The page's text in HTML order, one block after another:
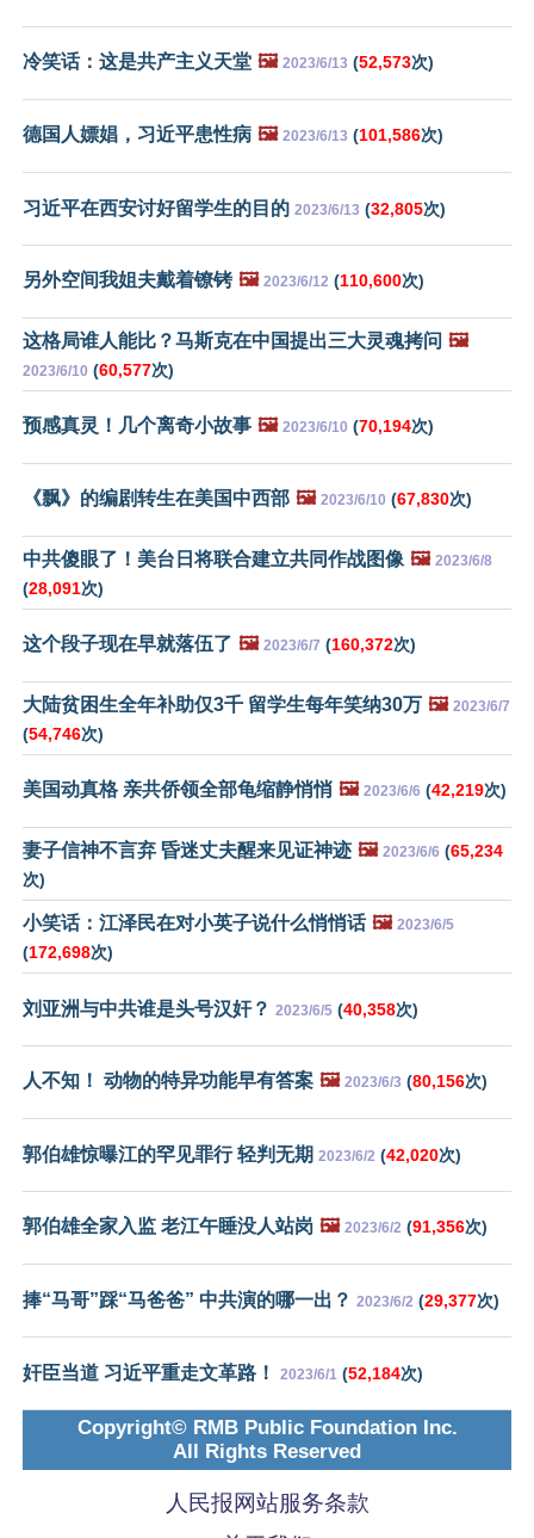
冷笑话：这是共产主义天堂 🖼️ 2023/6/13 (52,573次)
德国人嫖娼，习近平患性病 🖼️ 2023/6/13 (101,586次)
习近平在西安讨好留学生的目的 2023/6/13 (32,805次)
另外空间我姐夫戴着镣铐 🖼️ 2023/6/12 (110,600次)
这格局谁人能比？马斯克在中国提出三大灵魂拷问 🖼️
2023/6/10 (60,577次)
预感真灵！几个离奇小故事 🖼️ 2023/6/10 (70,194次)
《飘》的编剧转生在美国中西部 🖼️ 2023/6/10 (67,830次)
中共傻眼了！美台日将联合建立共同作战图像 🖼️ 2023/6/8
(28,091次)
这个段子现在早就落伍了 🖼️ 2023/6/7 (160,372次)
大陆贫困生全年补助仅3千 留学生每年笑纳30万 🖼️ 2023/6/7
(54,746次)
美国动真格 亲共侨领全部龟缩静悄悄 🖼️ 2023/6/6 (42,219次)
妻子信神不言弃 昏迷丈夫醒来见证神迹 🖼️ 2023/6/6 (65,234
次)
小笑话：江泽民在对小英子说什么悄悄话 🖼️ 2023/6/5
(172,698次)
刘亚洲与中共谁是头号汉奸？ 2023/6/5 (40,358次)
人不知！ 动物的特异功能早有答案 🖼️ 2023/6/3 (80,156次)
郭伯雄惊曝江的罕见罪行 轻判无期 2023/6/2 (42,020次)
郭伯雄全家入监 老江午睡没人站岗 🖼️ 2023/6/2 (91,356次)
捧“马哥”踩“马爸爸” 中共演的哪一出？ 2023/6/2 (29,377次)
奸臣当道 习近平重走文革路！ 2023/6/1 (52,184次)
Copyright© RMB Public Foundation Inc.
All Rights Reserved
人民报网站服务条款